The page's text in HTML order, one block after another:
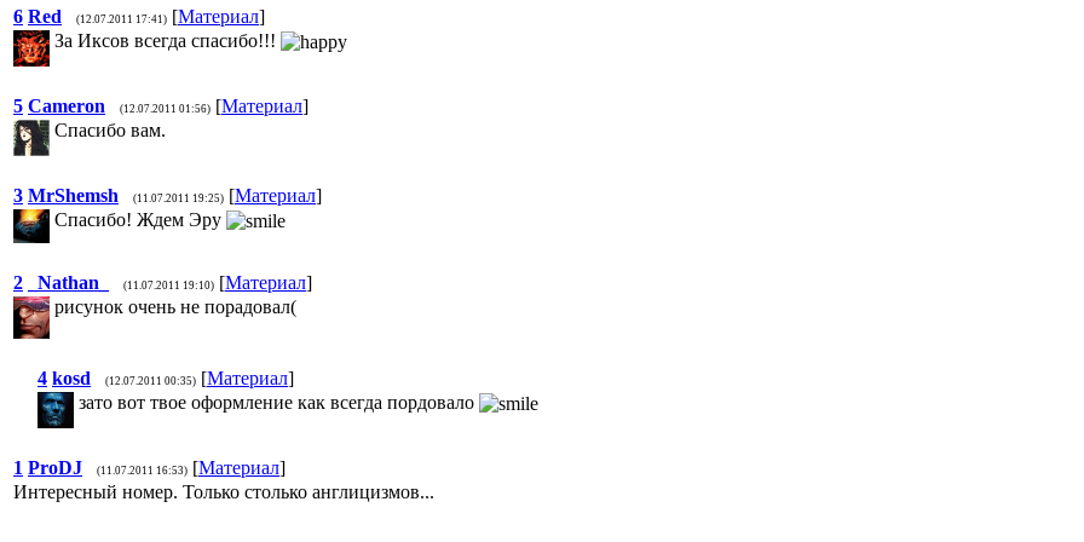
6 Red (12.07.2011 17:41) [Материал]
За Иксов всегда спасибо!!!
5 Cameron (12.07.2011 01:56) [Материал]
Спасибо вам.
3 MrShemsh (11.07.2011 19:25) [Материал]
Спасибо! Ждем Эру
2 _Nathan_ (11.07.2011 19:10) [Материал]
рисунок очень не порадовал(
4 kosd (12.07.2011 00:35) [Материал]
зато вот твое оформление как всегда пордовало
1 ProDJ (11.07.2011 16:53) [Материал]
Интересный номер. Только столько англицизмов...